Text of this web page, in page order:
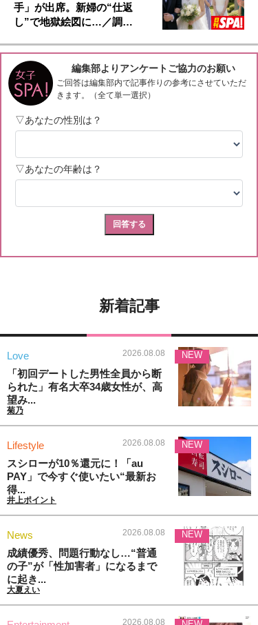
手」が出席。新婦の“仕返
し”で地獄絵図に…／調…
新着記事
Love 2026.08.08
「初回デートした男性全員から断
られた」有名大卒34歳女性が、高
望み...
菊乃
NEW
Lifestyle 2026.08.08
スシローが10％還元に！「au
PAY」で今すぐ使いたい“最新お
得...
井上ポイント
NEW
News 2026.08.08
成績優秀、問題行動なし…“普通
の子”が「性加害者」になるまで
に起き...
大夏えい
NEW
2026.08.08